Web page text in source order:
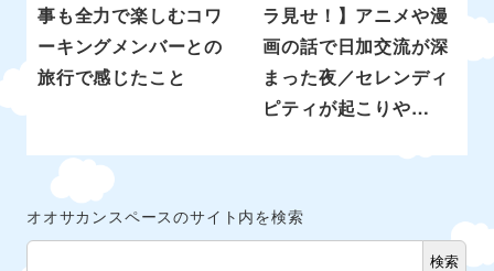
事も全力で楽しむコワ
ーキングメンバーとの
旅行で感じたこと
ラ見せ！】アニメや漫
画の話で日加交流が深
まった夜／セレンディ
ピティが起こりや…
オオサカンスペースのサイト内を検索
検索